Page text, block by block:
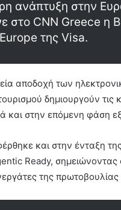
ανάπτυξη στην
στο CNN Greece η
της Visa.
αποδοχή των
δημιουργούν
και στην επόμενη φάση
και στην ένταξη
Ready, σημειώνοντας
της